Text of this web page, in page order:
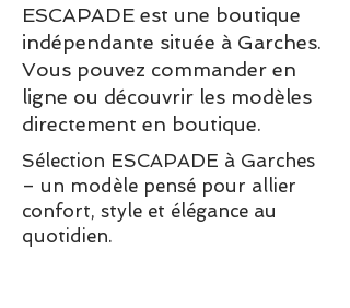
Livré dans une boite cadeau -
226 gr - Peints à la main
ESCAPADE est une boutique
indépendante située à Garches.
Vous pouvez commander en
ligne ou découvrir les modèles
directement en boutique.
Sélection ESCAPADE à Garches
– un modèle pensé pour allier
confort, style et élégance au
quotidien.